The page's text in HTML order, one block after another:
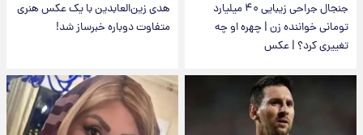
جنجال جراحی زیبایی ۴۰ میلیارد
تومانی خواننده زن | چهره او چه
تغییری کرد؟ | عکس
هدی زین‌العابدین با یک عکس هنری
متفاوت دوباره خبرساز شد!